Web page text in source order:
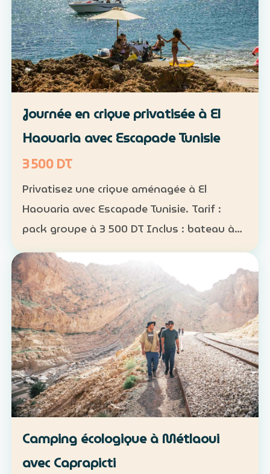
Journée en crique privatisée à El
Haouaria avec Escapade Tunisie
3 500 DT
Privatisez une crique aménagée à El
Haouaria avec Escapade Tunisie. Tarif :
pack groupe à 3 500 DT Inclus : bateau à
disposition, transfert, activités nautiques
et déjeuner selon la formule convenue Août
2026 : complet…
Camping écologique à Métlaoui
avec Caprapicti